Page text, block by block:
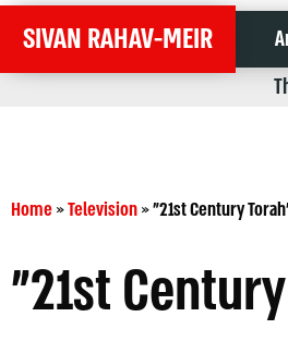
SIVAN RAHAV-MEIR
Home»Television»"21st Century
"21st